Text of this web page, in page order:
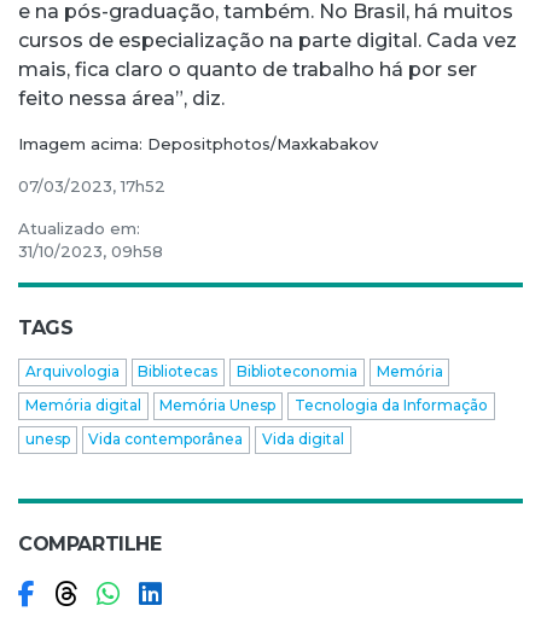
e na pós-graduação, também. No Brasil, há muitos
cursos de especialização na parte digital. Cada vez
mais, fica claro o quanto de trabalho há por ser
feito nessa área”, diz.
Imagem acima: Depositphotos/Maxkabakov
07/03/2023, 17h52
Atualizado em:
31/10/2023, 09h58
TAGS
Arquivologia Bibliotecas Biblioteconomia
Memória
Memória digital
Memória Unesp
Tecnologia da Informação
unesp
Vida contemporânea Vida digital
COMPARTILHE
Compartilhar no Facebook
Compartilhar no Threads
Compartilhar no WhatsApp
Compartilhar no LinkedIn